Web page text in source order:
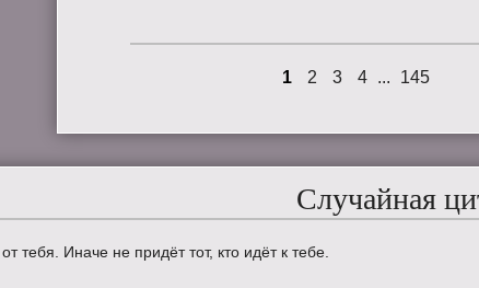
1 2 3 4 ... 145
Случайная
тебя. Иначе не придёт тот, кто идёт к тебе.